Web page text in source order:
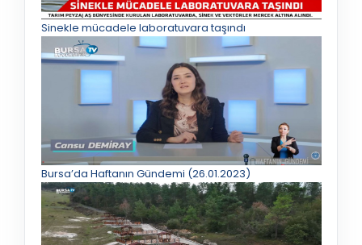
Sinekle mücadele laboratuvara taşındı
Bursa’da Haftanın Gündemi (26.01.2023)